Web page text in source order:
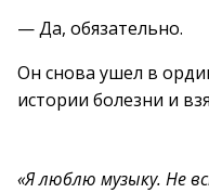
— Да, обязательно.
Он снова ушел в
истории болезни и
«Я люблю музыку. Не